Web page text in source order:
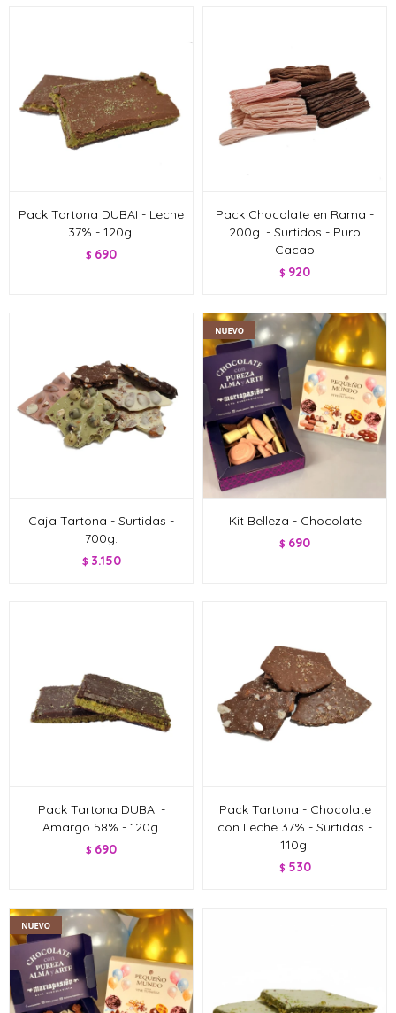
Pack Tartona DUBAI - Leche
37% - 120g.
$ 690
Pack Chocolate en Rama -
200g. - Surtidos - Puro
Cacao
$ 920
Caja Tartona - Surtidas -
700g.
$ 3.150
Kit Belleza - Chocolate
$ 690
Pack Tartona DUBAI -
Amargo 58% - 120g.
$ 690
Pack Tartona - Chocolate
con Leche 37% - Surtidas -
110g.
$ 530